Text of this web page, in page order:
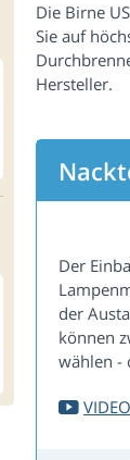
Die Birne
Sie auf
Hersteller.
Der
der
können
wählen -